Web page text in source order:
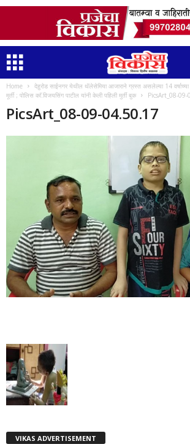
Home
देहुरोड साईनगर येथील थॅलेसेमिया आजाराने ग्रस्त असलेल्या 14 वर्षाच्या
मूर्ती ; पोलिस काॅ.विजयसिंग पाटील यांनी केली पहिली मुर्ती बुक
PicsArt_08-
PicsArt_08-09-04.50.17
VIKAS ADVERTISEMENT